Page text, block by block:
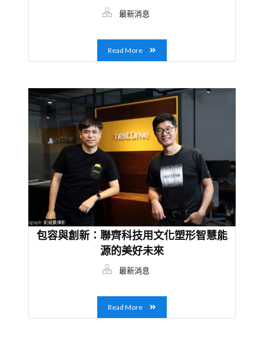
最新消息
Read More
包容與創新：聯齊科技用文化塑形智慧能
源的美好未來
最新消息
Read More